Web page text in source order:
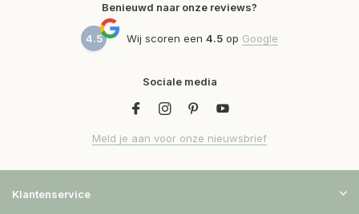
Benieuwd naar onze reviews?
4.5 Wij scoren een 4.5 op Google
Sociale media
Meld je aan voor onze nieuwsbrief
Klantenservice